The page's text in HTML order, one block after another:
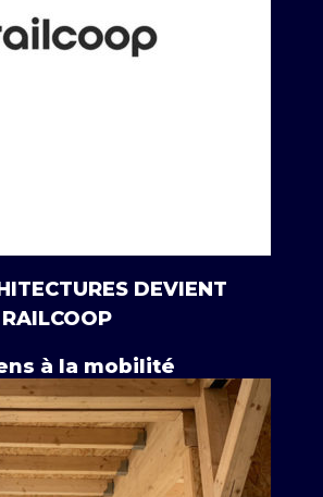
DEVIENT
à la mobilité